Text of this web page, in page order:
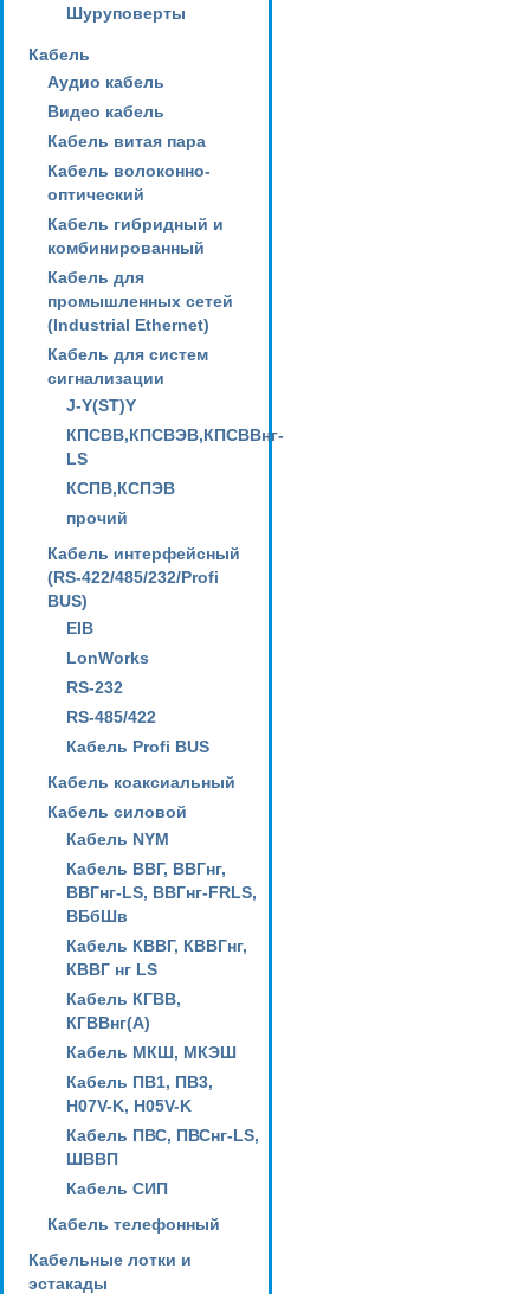
Шуруповерты
Кабель
Аудио кабель
Видео кабель
Кабель витая пара
Кабель волоконно-
оптический
Кабель гибридный и
комбинированный
Кабель для
промышленных сетей
(Industrial Ethernet)
Кабель для систем
сигнализации
J-Y(ST)Y
КПСВВ,КПСВЭВ,КПСВВнг-
LS
КСПВ,КСПЭВ
прочий
Кабель интерфейсный
(RS-422/485/232/Profi
BUS)
EIB
LonWorks
RS-232
RS-485/422
Кабель Profi BUS
Кабель коаксиальный
Кабель силовой
Кабель NYM
Кабель ВВГ, ВВГнг,
ВВГнг-LS, ВВГнг-FRLS,
ВБбШв
Кабель КВВГ, КВВГнг,
КВВГ нг LS
Кабель КГВВ,
КГВВнг(А)
Кабель МКШ, МКЭШ
Кабель ПВ1, ПВ3,
H07V-K, H05V-K
Кабель ПВС, ПВСнг-LS,
ШВВП
Кабель СИП
Кабель телефонный
Кабельные лотки и
эстакады